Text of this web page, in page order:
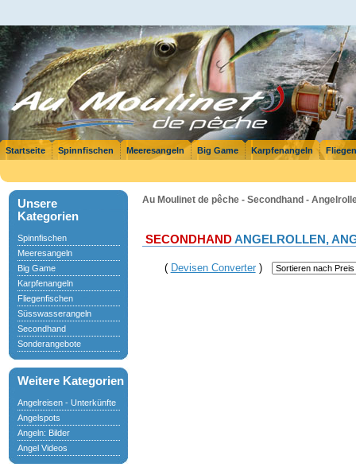
Startseite Spinnfischen Meeresangeln Big Game Karpfenangeln
Unsere
Kategorien
Spinnfischen
Meeresangeln
Big Game
Karpfenangeln
Fliegenfischen
Süsswasserangeln
Secondhand
Sonderangebote
Weitere Kategorien
Angelreisen - Unterkünfte
Angelspots
Angeln: Bilder
Angel Videos
Au Moulinet de pêche - Secondhand -
SECONDHANDANGELROLLEN,
( Devisen Converter)